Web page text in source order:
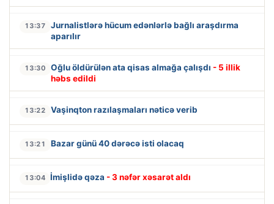
13:37
Jurnalistlərə hücum edənlərlə bağlı araşdırma
aparılır
13:30 Oğlu öldürülən ata qisas almağa çalışdı - 5 illik
həbs edildi
13:22 Vaşinqton razılaşmaları nəticə verib
13:21 Bazar günü 40 dərəcə isti olacaq
13:04 İmişlidə qəza - 3 nəfər xəsarət aldı